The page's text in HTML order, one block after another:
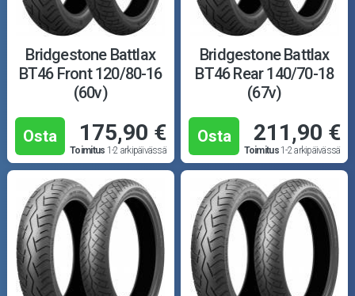
Bridgestone Battlax
BT46 Front 120/80-16
(60v)
Osta 175,90 €
Toimitus 1-2 arkipäivässä
Bridgestone Battlax
BT46 Rear 140/70-18
(67v)
Osta 211,90 €
Toimitus1-2 arkipäivässä